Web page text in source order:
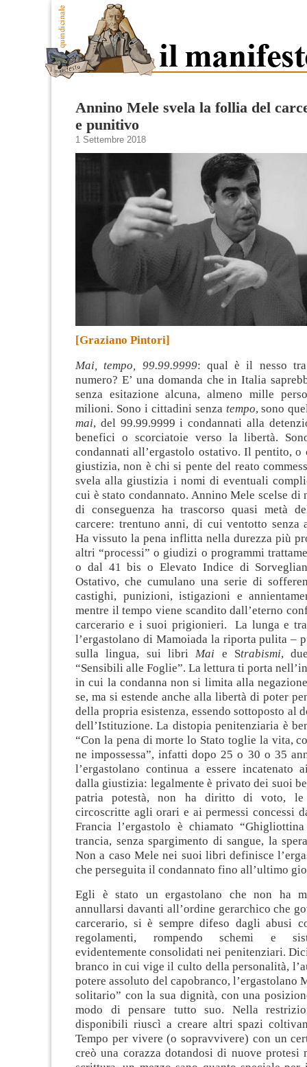
Annino Mele svela la follia del
e punitivo
1 Settembre 2018
[Graziano Pintori]
Mai, tempo, 99.99.9999: qual è il nesso
numero? E’ una domanda che in Italia
senza esitazione alcuna, almeno mille
milioni. Sono i cittadini senza tempo, sono
mai, del 99.99.9999 i condannati alla
benefici o scorciatoie verso la libertà.
condannati all’ergastolo ostativo. Il pentito, o
giustizia, non è chi si pente del reato
svela alla giustizia i nomi di eventuali
cui è stato condannato. Annino Mele scelse di
di conseguenza ha trascorso quasi metà
carcere: trentuno anni, di cui ventotto senza
Ha vissuto la pena inflitta nella durezza più
altri “processi” o giudizi o programmi
o dal 41 bis o Elevato Indice di
Ostativo, che cumulano una serie di
castighi, punizioni, istigazioni e
mentre il tempo viene scandito dall’eterno
carcerario e i suoi prigionieri. La lunga e
l’ergastolano di Mamoiada la riporta pulita –
sulla lingua, sui libri Mai e Strabismi,
“Sensibili alle Foglie”. La lettura ti porta
in cui la condanna non si limita alla
se, ma si estende anche alla libertà di poter
della propria esistenza, essendo sottoposto al
dell’Istituzione. La distopia penitenziaria è
“Con la pena di morte lo Stato toglie la vita,
ne impossessa”, infatti dopo 25 o 30 o 35
l’ergastolano continua a essere incatenato
dalla giustizia: legalmente è privato dei suoi
patria potestà, non ha diritto di voto, le
circoscritte agli orari e ai permessi concessi
Francia l’ergastolo è chiamato “Ghigliottina
trancia, senza spargimento di sangue, la
Non a caso Mele nei suoi libri definisce
che perseguita il condannato fino all’ultimo
Egli è stato un ergastolano che non ha
annullarsi davanti all’ordine gerarchico che
carcerario, si è sempre difeso dagli abusi
regolamenti, rompendo schemi e
evidentemente consolidati nei penitenziari.
branco in cui vige il culto della personalità,
potere assoluto del capobranco, l’ergastolano
solitario” con la sua dignità, con una
modo di pensare tutto suo. Nella
disponibili riuscì a creare altri spazi
Tempo per vivere (o sopravvivere) con un
creò una corazza dotandosi di nuove protesi